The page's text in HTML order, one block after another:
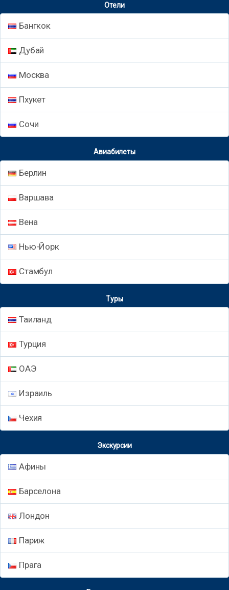
Отели
Бангкок
Дубай
Москва
Пхукет
Сочи
Авиабилеты
Берлин
Варшава
Вена
Нью-Йорк
Стамбул
Туры
Таиланд
Турция
ОАЭ
Израиль
Чехия
Экскурсии
Афины
Барселона
Лондон
Париж
Прага